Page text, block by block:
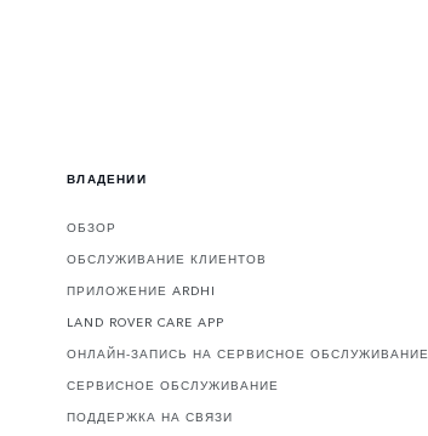
ВЛАДЕНИИ
ОБЗОР
ОБСЛУЖИВАНИЕ КЛИЕНТОВ
ПРИЛОЖЕНИЕ ARDHI
LAND ROVER CARE APP
ОНЛАЙН-ЗАПИСЬ НА СЕРВИСНОЕ ОБСЛУЖИВАНИЕ
СЕРВИСНОЕ ОБСЛУЖИВАНИЕ
ПОДДЕРЖКА НА СВЯЗИ